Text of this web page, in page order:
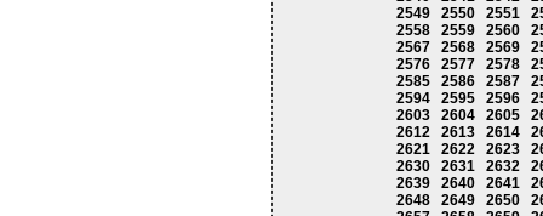
2549
2550 2551
2558
2559 2560
2567
2568 2569
2576
2577 2578
2585
2586 2587
2594
2595 2596
2603
2604 2605
2612
2613 2614
2621
2622 2623
2630
2631 2632
2639
2640 2641
2648
2649 2650